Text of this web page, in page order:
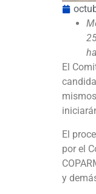
El
El
por el
y